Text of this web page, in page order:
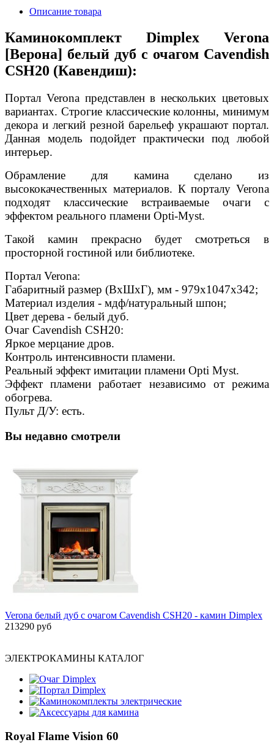
Описание товара
Каминокомплект Dimplex Verona
[Верона] белый дуб с очагом Cavendish
CSH20 (Кавендиш):
Портал Verona представлен в нескольких цветовых
вариантах. Строгие классические колонны, минимум
декора и легкий резной барельеф украшают портал.
Данная модель подойдет практически под любой
интерьер.
Обрамление для камина сделано из
высококачественных материалов. К порталу Verona
подходят классические встраиваемые очаги с
эффектом реального пламени Opti-Myst.
Такой камин прекрасно будет смотреться в
просторной гостиной или библиотеке.
Портал Verona:
Габаритный размер (ВхШхГ), мм - 979х1047х342;
Материал изделия - мдф/натуральный шпон;
Цвет дерева - белый дуб.
Очаг Cavendish CSH20:
Яркое мерцание дров.
Контроль интенсивности пламени.
Реальный эффект имитации пламени Opti Myst.
Эффект пламени работает независимо от режима
обогрева.
Пульт Д/У: есть.
Вы недавно смотрели
Verona белый дуб с очагом Cavendish CSH20 - камин Dimplex
213290 руб
ЭЛЕКТРОКАМИНЫ КАТАЛОГ
Очаг Dimplex
Портал Dimplex
Каминокомплекты электрические
Аксессуары для камина
Royal Flame Vision 60